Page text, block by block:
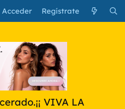
Acceder Regístrate
VIVA LA